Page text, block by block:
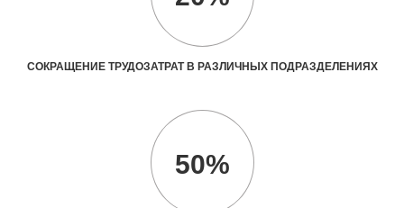
СОКРАЩЕНИЕ ТРУДОЗАТРАТ В РАЗЛИЧНЫХ ПОДРАЗДЕЛЕНИЯХ
50%